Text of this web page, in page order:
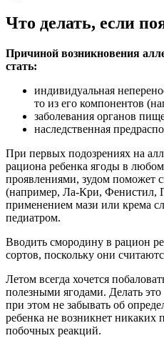
Что делать, если
Причиной возникновения
стать:
индивидуальная
то из его компонентов
заболевания органов
наследственная
При первых подозрениях на
рациона ребенка ягоды в
проявлениями, зудом поможет
(например, Ла-Кри, Фенистил,
применением мази или крема
педиатром.
Вводить смородину в рацион
сортов, поскольку они
Летом всегда хочется
полезными ягодами. Делать
при этом не забывать об
ребенка не возникнет
побочных реакций.